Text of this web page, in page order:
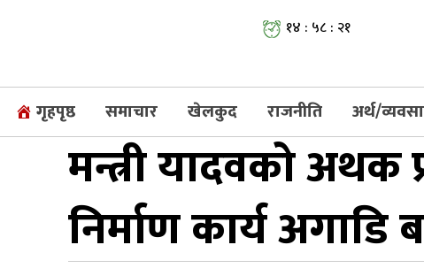
१४ : ५८ : २२
गृहपृष्ठ समाचार खेलकुद राजनीति अर्थ/
मन्त्री यादवको अथक
निर्माण कार्य